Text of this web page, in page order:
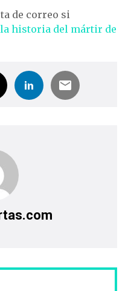
de correo si
historia del mártir de